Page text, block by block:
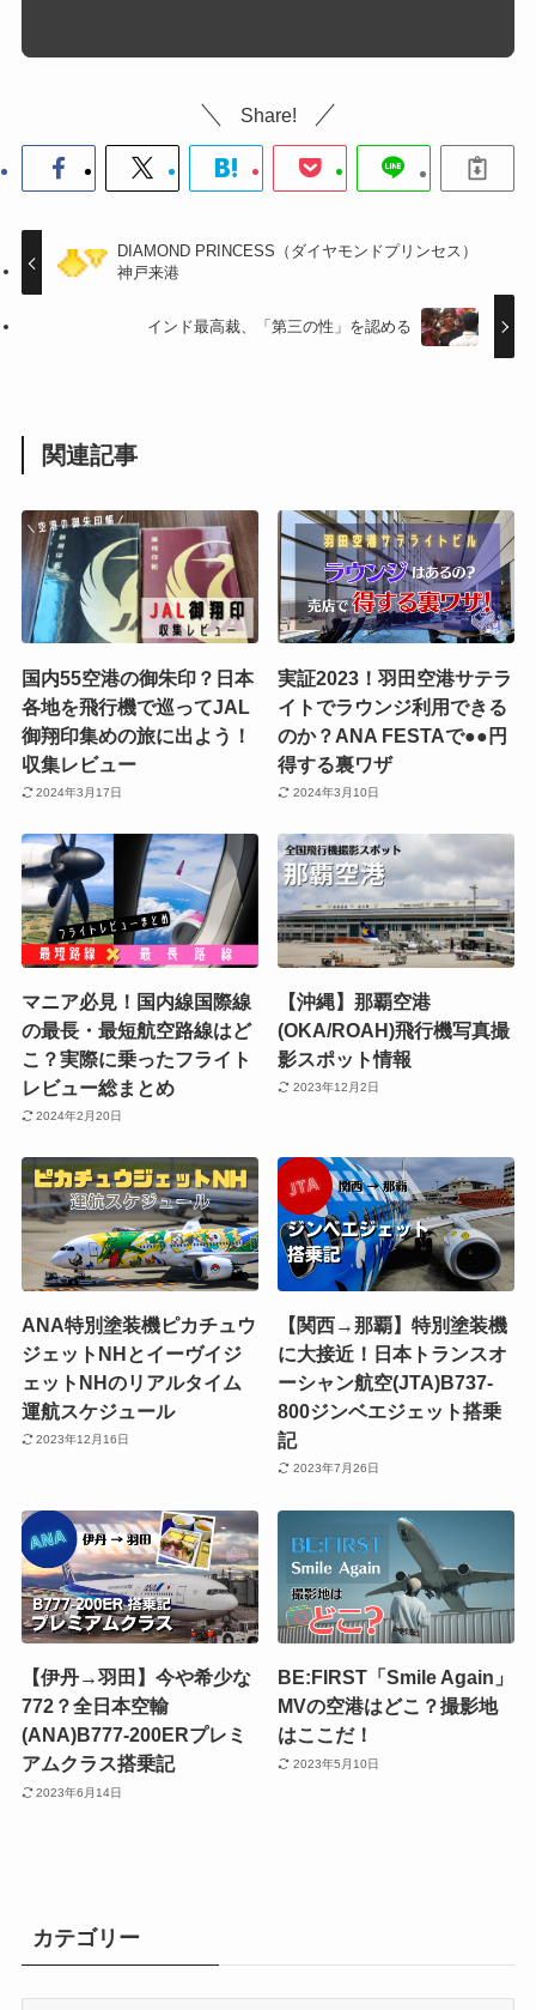
Share!
DIAMOND PRINCESS（ダイヤモンドプリンセス）
神戸来港
インド最高裁、「第三の性」を認める
関連記事
国内55空港の御朱印？日本
各地を飛行機で巡ってJAL
御翔印集めの旅に出よう！
収集レビュー
2024年3月17日
実証2023！羽田空港サテラ
イトでラウンジ利用できる
のか？ANA FESTAで●●円
得する裏ワザ
2024年3月10日
マニア必見！国内線国際線
の最長・最短航空路線はど
こ？実際に乗ったフライト
レビュー総まとめ
2024年2月20日
【沖縄】那覇空港
(OKA/ROAH)飛行機写真撮
影スポット情報
2023年12月2日
ANA特別塗装機ピカチュウ
ジェットNHとイーヴイジ
ェットNHのリアルタイム
運航スケジュール
2023年12月16日
【関西→那覇】特別塗装機
に大接近！日本トランスオ
ーシャン航空(JTA)B737-
800ジンベエジェット搭乗
記
2023年7月26日
【伊丹→羽田】今や希少な
772？全日本空輸
(ANA)B777-200ERプレミ
アムクラス搭乗記
2023年6月14日
BE:FIRST「Smile Again」
MVの空港はどこ？撮影地
はここだ！
2023年5月10日
カテゴリー